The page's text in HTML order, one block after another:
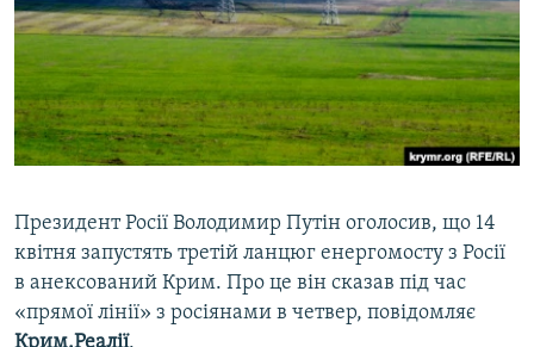
ДЕПОРТАЦІЯ
ВІДЕОУРОКИ «ELIFBE»
СВІДЧЕННЯ ОКУПАЦІЇ
УКРАЇНСЬКА ПРОБЛЕМА КРИМУ
ЯК ОБІЙТИ БЛОКУВАННЯ
Русский
Qırımtatar
Усі сайти RFE/RL
Президент Росії Володимир Путін оголосив, що 14
квітня запустять третій ланцюг енергомосту з Росії
в анексований Крим. Про це він сказав під час
«прямої лінії» з росіянами в четвер, повідомляє